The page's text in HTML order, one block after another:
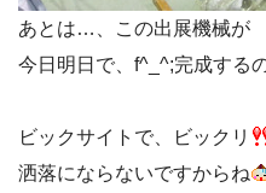
あとは…、この出展機械が
今日明日で、f^_^;完成する
ビックサイトで、ビックリ
洒落にならないですからね